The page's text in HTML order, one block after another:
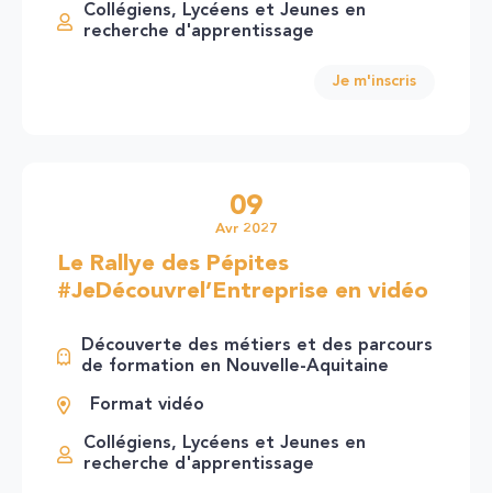
Collégiens, Lycéens et Jeunes en
recherche d'apprentissage
Je m'inscris
Le Rallye des Pépites
#JeDécouvrel’Entreprise en vidéo
09
Avr 2027
Découverte des métiers et des parcours
de formation en Nouvelle-Aquitaine
Format vidéo
Collégiens, Lycéens et Jeunes en
recherche d'apprentissage